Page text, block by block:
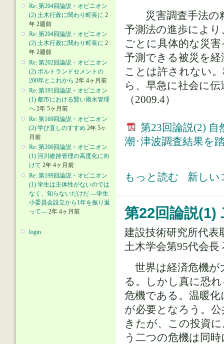
Re: 第204回論説・オピニオン
(2) 土木行政に関わり町長に 2
年 2週前
Re: 第204回論説・オピニオン
(2) 土木行政に関わり町長に 2
年 2週前
Re: 第202回論説・オピニオン
(2) ポルトランドセメントの
200年とこれから 2年 4ヶ月前
Re: 第191回論説・オピニオン
(1) 都市における賢い雨水管理
へ 2年 5ヶ月前
Re: 第169回論説・オピニオン
(2) 学び直しのすすめ 2年 5ヶ
月前
Re: 第200回論説・オピニオン
(1) 河川維持管理の高度化に向
けて 2年 4ヶ月前
Re: 第199回論説・オピニオン
(1) 学生は主体性がないのでは
なく、知らないだけだ ―学生
小委員会設立から1年を振り返
って― 2年 4ヶ月前
login
災害調査手法の精
予測法の進歩によ
ごとに具体的な災
予測できる被災を
ことは許されない
ら、早急に社会に
（2009.4）
第23回論説(2)
潮･津波調査結果を
第23回論説(2) 自然災害への対策と
もっと読む 新しい
第22回論説(1)
建設技術研究所代表
土木学会第95代会
世界は経済危機が
る。しかし真に恐
危機である。温暖
が必要となろう。
きたが、この投資
う二つの危機は同